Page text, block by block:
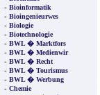
- Bioinformatik
- Bioingenieurwes
- Biologie
- Biotechnologie
- BWL � Marktfors
- BWL � Medienwir
- BWL � Recht
- BWL � Tourismus
- BWL � Werbung
- Chemie